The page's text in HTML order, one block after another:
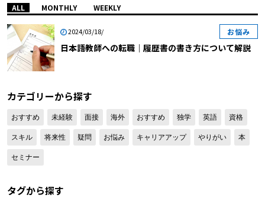
介しておりますので、ぜひ最後までご
き方について知りたい方は「【日本語
教師】自己PRで差がつく！職務経歴
書はこう書く」や「日本語学校での職
語教師の職務経歴書テンプレートと書
書き方と見本・フォーマット」をご覧
ください。 【目次】 日本語教師への
る前に 日本語教師への転職｜履歴書
歴書の書き方1】日付 【日本語教師へ
ALL MONTHLY WEEKLY
2024/03/18/ お悩み
日本語教師への転職｜履歴書の書き方について解説
カテゴリーから探す
おすすめ 未経験 面接 海外 おすすめ 独学 英語 資格
スキル 将来性 疑問 お悩み キャリアアップ やりがい 本
セミナー
タグから探す